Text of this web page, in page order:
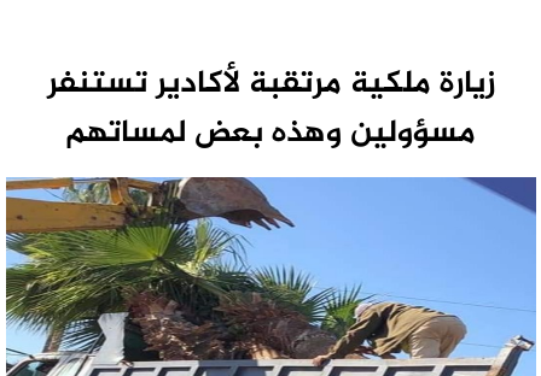
زيارة ملكية مرتقبة لأكادير تستنفر
مسؤولين وهذه بعض لمساتهم